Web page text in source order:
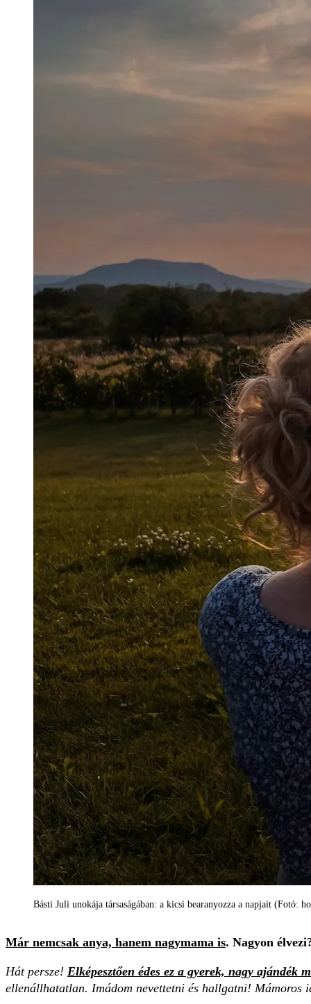
Básti Juli unokája társaságában: a kicsi bearanyozza a napjait (Fotó:
Már nemcsak anya, hanem nagymama is. Nagyon
Hát persze! Elképesztően édes ez a gyerek, nagy
ellenállhatatlan. Imádom nevettetni és hallgatni! Mámoros